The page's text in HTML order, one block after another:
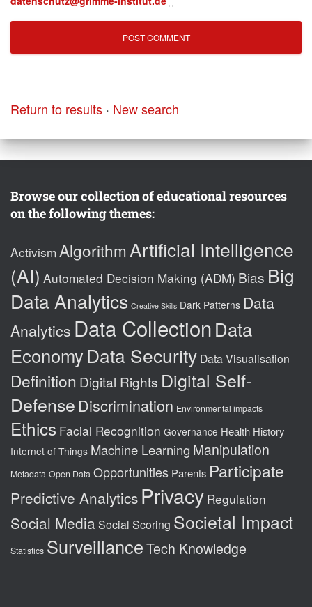
Return to results · New search
Browse our collection of educational resources
on the following themes:
Activism Algorithm Artificial Intelligence
(AI) Automated Decision Making (ADM) Bias Big
Data Analytics Creative Skills Dark Patterns Data
Analytics Data CollectionData
EconomyData Security Data Visualisation
Definition Digital Rights Digital Self-
Defense Discrimination Environmental impacts
Ethics Facial Recognition Governance Health History
Internet of Things Machine Learning Manipulation
Metadata Open Data Opportunities Parents Participate
Predictive Analytics Privacy Regulation
Social Media Social Scoring Societal Impact
Statistics SurveillanceTech Knowledge